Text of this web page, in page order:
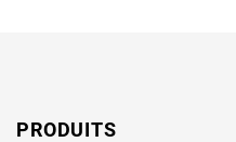
PRODUITS